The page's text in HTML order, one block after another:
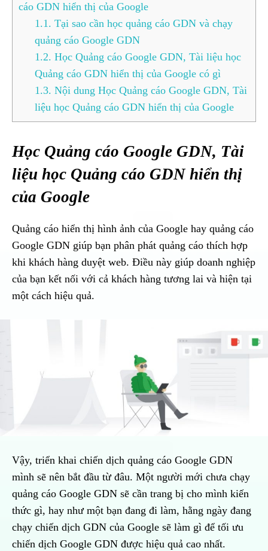
cáo GDN hiển thị của Google
1.1. Tại sao cần học quảng cáo GDN và chạy
quảng cáo Google GDN
1.2. Học Quảng cáo Google GDN, Tài liệu học
Quảng cáo GDN hiển thị của Google có gì
1.3. Nội dung Học Quảng cáo Google GDN, Tài
liệu học Quảng cáo GDN hiển thị của Google
Học Quảng cáo Google GDN, Tài
liệu học Quảng cáo GDN hiển thị
của Google
Quảng cáo hiển thị hình ảnh của Google hay quảng cáo
Google GDN giúp bạn phân phát quảng cáo thích hợp
khi khách hàng duyệt web. Điều này giúp doanh nghiệp
của bạn kết nối với cả khách hàng tương lai và hiện tại
một cách hiệu quả.
Vậy, triển khai chiến dịch quảng cáo Google GDN
mình sẽ nên bắt đầu từ đâu. Một người mới chưa chạy
quảng cáo Google GDN sẽ cần trang bị cho mình kiến
thức gì, hay như một bạn đang đi làm, hằng ngày đang
chạy chiến dịch GDN của Google sẽ làm gì để tối ưu
chiến dịch Google GDN được hiệu quả cao nhất.